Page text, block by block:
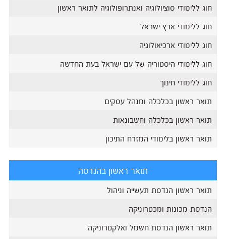
חוג ללימודי סוציולוגיה ואנתרופולוגיה לתואר ראשון
חוג ללימודי ארץ ישראל
חוג ללימודי ארכיאולוגיה
חוג ללימודי היסטוריה של עם ישראל בעת החדשה
חוג ללימודי חינוך
תואר ראשון בכלכלה ומנהל עסקים
תואר ראשון בכלכלה וחשבונאות
תואר ראשון בלימודי המזרח התיכון
תואר ראשון בהנדסה
תואר ראשון הנדסת תעשייה וניהול
הנדסת מכונות ומכטרוניקה
תואר ראשון הנדסת חשמל ואלקטרוניקה